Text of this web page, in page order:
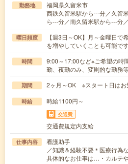
勤務地
福岡県久留米市
西鉄久留米駅から---分／久留
ら---分／南久留米駅から---分
曜日頻度
【週3日～OK】月～金曜日で
を増やしていくことも可能で
時間
9:00～17:00など※ご希望の時
勤、夜勤のみ、変則的な勤務
期間 2ヶ月～OK ※スタート日はお
時給 時給1100円～
交通費
交通費規定内支給
仕事内容
看護助手
／知識＆経験不要＊医療行為
具体的なお仕事は…・カルテ